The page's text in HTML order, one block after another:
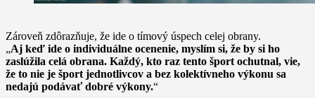
Zároveň zdôrazňuje, že ide o tímový úspech celej obrany.
„Aj keď ide o individuálne ocenenie, myslím si, že by si ho
zaslúžila celá obrana. Každý, kto raz tento šport ochutnal, vie,
že to nie je šport jednotlivcov a bez kolektívneho výkonu sa
nedajú podávať dobré výkony.“